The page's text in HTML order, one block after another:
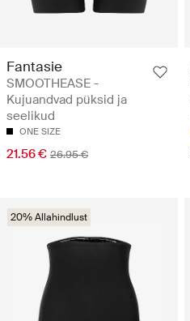
Fantasie
SMOOTHEASE -
Kujuandvad püksid ja
seelikud
ONE SIZE
21.56 € 26.95 €
20% Allahindlust